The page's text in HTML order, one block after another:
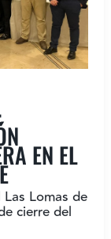
EN EL
Lomas de
cierre del